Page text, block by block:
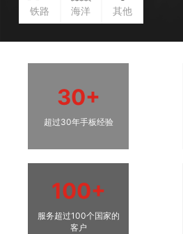
铁路 海洋 其他
30+
超过30年手板经验
100+
服务超过100个国家的
客户